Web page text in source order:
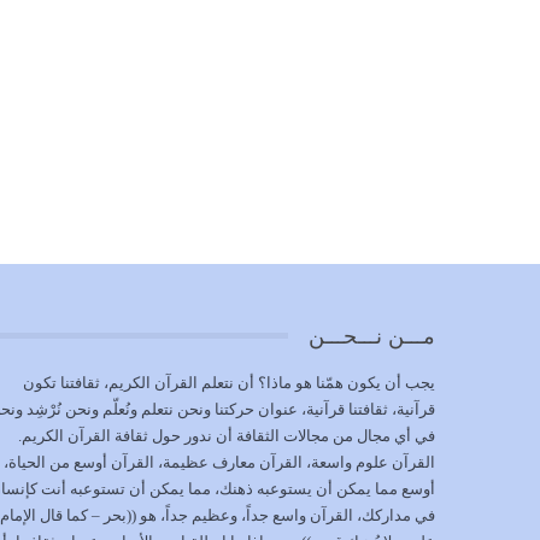
مـــن نـــحـــن
يجب أن يكون همّنا هو ماذا؟ أن نتعلم القرآن الكريم، ثقافتنا تكون
قرآنية، ثقافتنا قرآنية، عنوان حركتنا ونحن نتعلم ونُعلّم ونحن نُرْشِد
في أي مجال من مجالات الثقافة أن ندور حول ثقافة القرآن الكريم.
القرآن علوم واسعة، القرآن معارف عظيمة، القرآن أوسع من الحياة،
أوسع مما يمكن أن يستوعبه ذهنك، مما يمكن أن تستوعبه أنت
في مداركك، القرآن واسع جداً، وعظيم جداً، هو ((بحر – كما قال الإمام